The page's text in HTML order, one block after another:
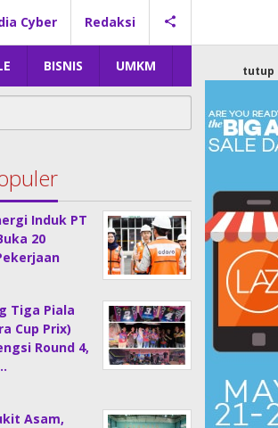
Cyber Redaksi
BISNIS UMKM tutup
Induk PT
20
Tiga Piala
Cup Prix)
Round 4,
Asam,